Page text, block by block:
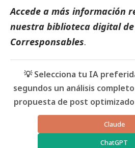
Accede a más información
nuestra biblioteca digital de
Corresponsables.
💡 Selecciona tu IA
segundos un análisis
propuesta de post
Claude
ChatGPT